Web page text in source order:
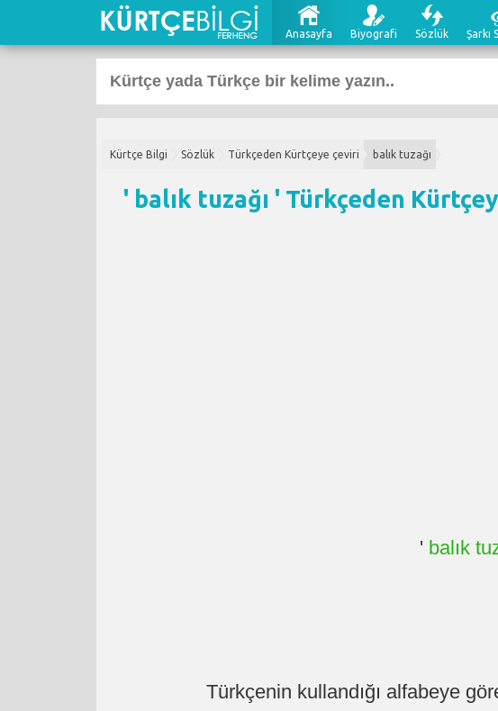
Anasayfa Biyografi Sözlük Şarkı
Kürtçe Bilgi Sözlük Türkçeden Kürtçeye çeviri balık tuzağı
' balık tuzağı ' Türkçeden
' balık
Türkçenin kullandığı alfabeye